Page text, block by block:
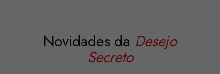
Novidades da Desejo
Secreto